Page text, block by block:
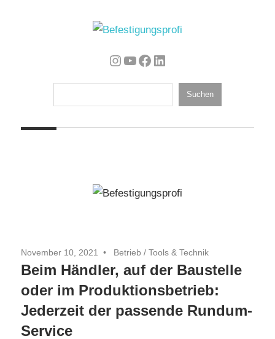
Befestigungsprofi
Handwerk
Instagram
YouTube
Facebook
LinkedIn
Suchen
November 10, 2021 Betrieb / Tools & Technik
Beim Händler, auf der Baustelle
oder im Produktionsbetrieb:
Jederzeit der passende Rundum-
Service